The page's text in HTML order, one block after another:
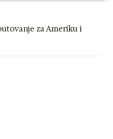
za Ameriku i